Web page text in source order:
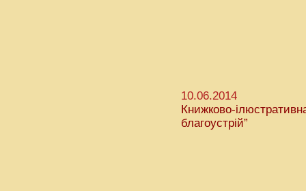
10.06.2014
Книжково-
благоустрій”